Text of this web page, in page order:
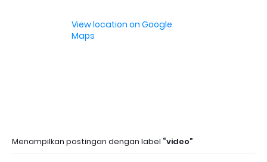
View location on Google
Maps
Menampilkan postingan dengan label video